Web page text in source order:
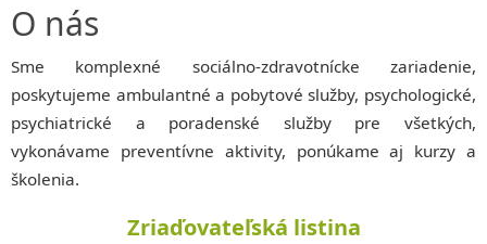
O nás
Sme komplexné sociálno-zdravotnícke zariadenie,
poskytujeme ambulantné a pobytové služby, psychologické,
psychiatrické a poradenské služby pre všetkých,
vykonávame preventívne aktivity, ponúkame aj kurzy a
školenia.
Zriaďovateľská listina